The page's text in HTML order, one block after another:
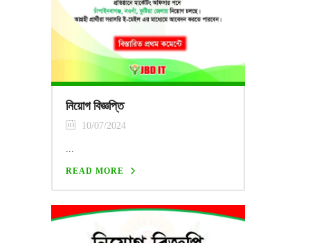
নিয়োগ বিজ্ঞপ্তি
10/07/2024
...
READ MORE